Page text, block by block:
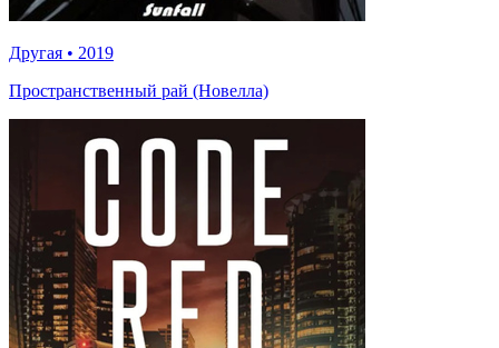
Другая • 2019
Пространственный рай (Новелла)